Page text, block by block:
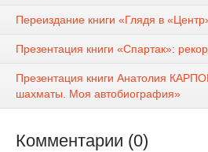
Переиздание книги «Глядя в
Презентация книги «Спартак»:
Презентация книги Анатолия
шахматы. Моя автобиография»
Комментарии (0)